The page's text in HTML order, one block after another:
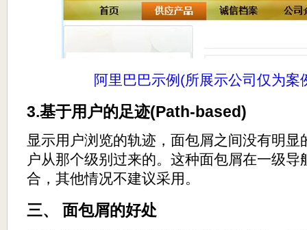
阿里巴巴示例(所展示公司仅为案
3.基于用户的足迹(Path-based)
显示用户浏览的轨迹，面包屑之间没有明
户从那个级别过来的。这种面包屑在一级
合，其他情况不建议采用。
三、 面包屑的好处